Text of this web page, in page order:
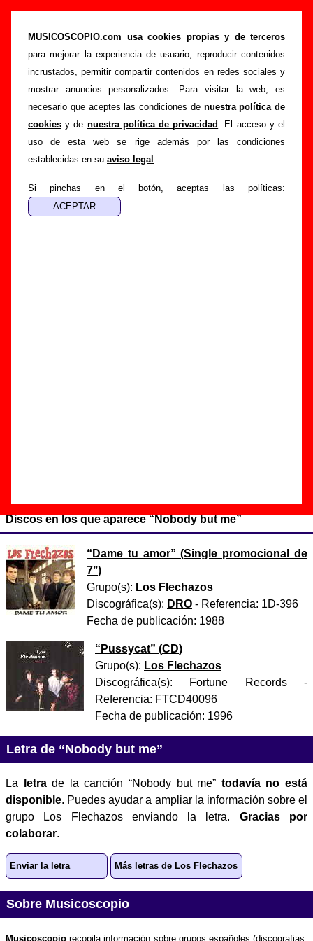
MUSICOSCOPIO.com usa cookies propias y de terceros
para mejorar la experiencia de usuario, reproducir contenidos
incrustados, permitir compartir contenidos en redes sociales y
mostrar anuncios personalizados. Para visitar la web, es
necesario que aceptes las condiciones de nuestra política de
cookies y de nuestra política de privacidad . El acceso y el
uso de esta web se rige además por las condiciones
establecidas en su aviso legal .
Si pinchas en el botón, aceptas las políticas:
“Nobody but me”, canción de Los Flechazos
(Letra e información)
Portada >Los Flechazos > Canciones >Nobody but me
Esta página pretende recopilar todo tipo de información
sobre lacanción "Nobody but me" interpretada por
Flechazos. Además de su letra, también aparecerá
información sobre el autor o los autores, sobre los discos en
los que está incluido este tema, sobre la grabación del
encuentras errores o tienes información adicional, puedes
ayudar a
completar esta información
Discos en los que aparece “Nobody but me”
“ Dame tu amor” (Single promocional de
7’’)
Grupo(s): Los Flechazos
Discográfica(s): DRO - Referencia: 1D-396
Fecha de publicación: 1988
“ Pussycat” (CD)
Grupo(s): Los Flechazos
Discográfica(s): Fortune Records-
Referencia: FTCD40096
Fecha de publicación: 1996
Letra de “Nobody but me”
La letrade la canción “Nobody but me” todavía no está
disponible. Puedes ayudar a ampliar la información sobre el
grupo Los Flechazos enviando la letra. Gracias por
colaborar.
Enviar la letra Más letras de Los Flechazos
Sobre Musicoscopio
Musicoscopio recopila información sobre grupos españoles (discografias,